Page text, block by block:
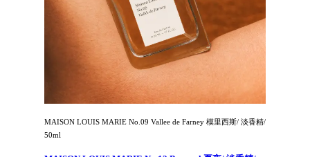
MAISON LOUIS MARIE No.09 Vallee de Farney 模里西斯/ 淡香精/
50ml